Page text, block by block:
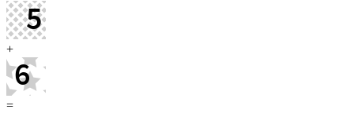
+
=